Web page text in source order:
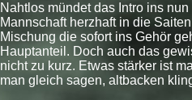
Nahtlos mündet das Intro ins
Mannschaft herzhaft in die
Mischung die sofort ins Gehör
Hauptanteil. Doch auch das
nicht zu kurz. Etwas stärker ist
man gleich sagen, altbacken